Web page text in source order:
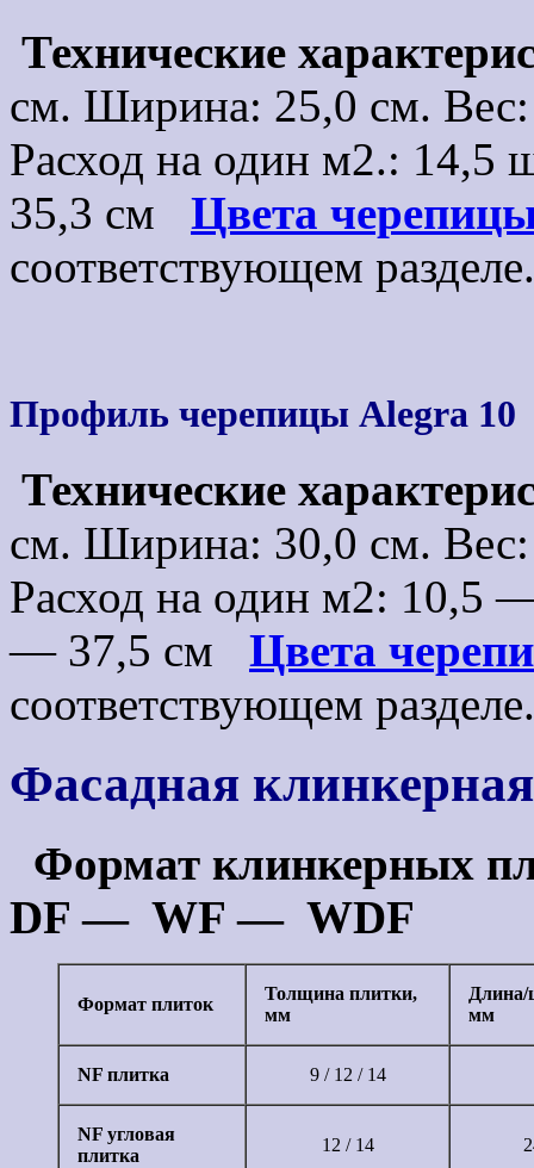
Технические
см. Ширина: 25,0 см.
Расход на один м2.:
35,3 см Цвета
соответствующем
Профиль черепицы Alegra 10
Технические
см. Ширина: 30,0 см.
Расход на один м2: 10,5
— 37,5 см Цвета
соответствующем
Фасадная
Формат клинкерных
DF — WF — WDF
Формат плиток
Толщина плитки,
мм
мм
NF плитка 9 / 12 / 14
NF угловая
плитка
12 / 14